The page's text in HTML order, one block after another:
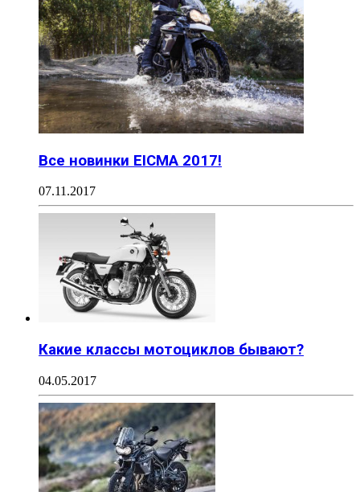
Все новинки EICMA 2017!
07.11.2017
Какие классы мотоциклов бывают?
04.05.2017